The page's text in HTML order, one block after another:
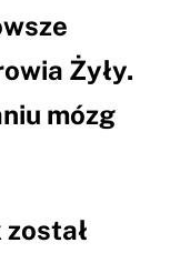
Żyły.
mózg